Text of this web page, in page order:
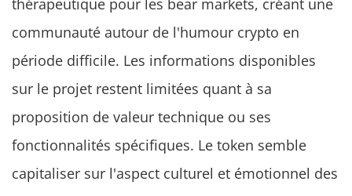
thérapeutique pour les bear markets, créant une
communauté autour de l'humour crypto en
période difficile. Les informations disponibles
sur le projet restent limitées quant à sa
proposition de valeur technique ou ses
fonctionnalités spécifiques. Le token semble
capitaliser sur l'aspect culturel et émotionnel des